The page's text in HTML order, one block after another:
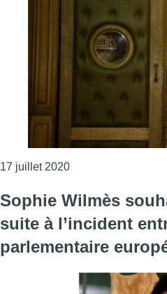
17 juillet 2020Consulter l'article
Sophie Wilmès
suite à l’incident
parlementaire